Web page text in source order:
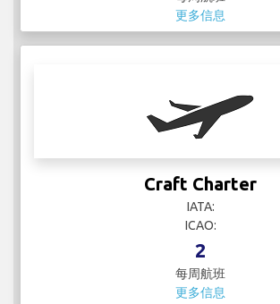
更多信息
Craft Charter
IATA:
ICAO:
2
每周航班
更多信息